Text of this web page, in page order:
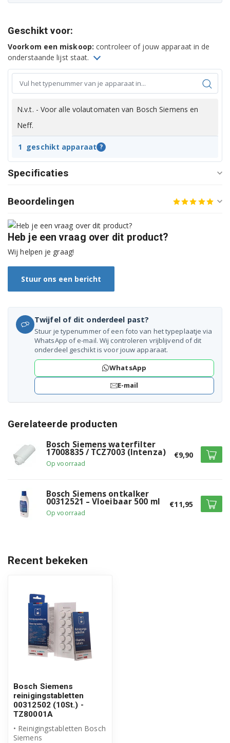
Geschikt voor:
Voorkom een miskoop: controleer of jouw apparaat in de
onderstaande lijst staat.
N.v.t. - Voor alle volautomaten van Bosch Siemens en
Neff.
1 geschikt apparaat ?
Specificaties
Beoordelingen
Heb je een vraag over dit product?
Wij helpen je graag!
Stuur ons een bericht
Twijfel of dit onderdeel past?
Stuur je typenummer of een foto van het typeplaatje via
WhatsApp of e-mail. Wij controleren vrijblijvend of dit
onderdeel geschikt is voor jouw apparaat.
WhatsApp
E-mail
Gerelateerde producten
Bosch Siemens waterfilter
17008835 / TCZ7003 (Intenza)
Op voorraad
€9,90
Bosch Siemens ontkalker
00312521 – Vloeibaar 500 ml
Op voorraad
€11,95
Recent bekeken
Bosch Siemens
reinigingstabletten
00312502 (10St.) -
TZ80001A
• Reinigingstabletten Bosch
Siemens